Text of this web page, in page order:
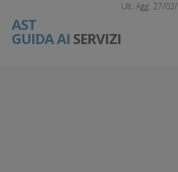
AST
GUIDA AI SERVIZI
Ult. Agg. 27/